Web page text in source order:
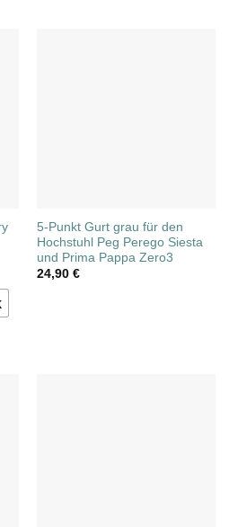
5-Punkt Gurt grau für den
Hochstuhl Peg Perego Siesta
und Prima Pappa Zero3
24,90 €